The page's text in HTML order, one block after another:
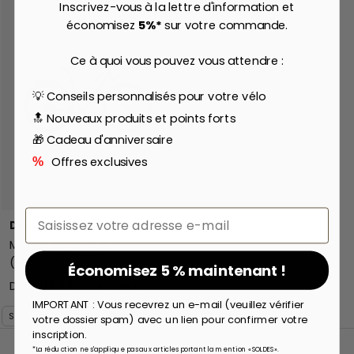
Diamant Rad
Mahon Style Plus
(Midstep) - Cerise noire
Metallic
De 1.212,22 € 1.410,76 €
S M L
Inscrivez-vous à la lettre d'information et
économisez 5%*sur votre commande.
Ce à quoi vous pouvez vous attendre :
💡 Conseils personnalisés pour votre vélo
🔝 Nouveaux produits et points forts
🎁 Cadeau d'anniversaire
% Offres exclusives
Email
Économisez 5 % maintenant !
IMPORTANT : Vous recevrez un e-mail (veuillez vérifier
votre dossier spam) avec un lien pour confirmer votre
inscription.
*La réduction ne s'applique pas aux articles portant la mention « SOLDES ».